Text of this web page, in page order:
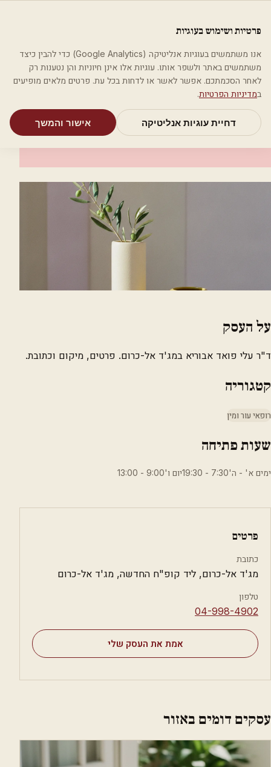
מאמריםקטגוריותחיפושאודות
בית קטגוריות רופאי עור ומין ד"ר עלי פואד אבוריא
רופאי עור ומין
ד"ר עלי פואד אבוריא
על העסק
ד"ר עלי פואד אבוריא במג'ד אל-כרום. פרטים, מיקום וכתובת.
קטגוריה
רופאי עור ומין
שעות פתיחה
ימים א' - ה'7:30 - 19:30יום ו'9:00 - 13:00
פרטים
כתובת
מג'ד אל-כרום, ליד קופ"ח החדשה, מג'ד אל-כרום
טלפון
⁦04-998-4902⁩
אמת את העסק שלי
עסקים דומים באזור
פרטיות ושימוש בעוגיות
אנו משתמשים בעוגיות אנליטיקה (Google Analytics) כדי להבין כיצד
משתמשים באתר ולשפר אותו. עוגיות אלו אינן חיוניות והן נטענות רק
לאחר הסכמתכם. אפשר לאשר או לדחות בכל עת. פרטים מלאים מופיעים
במדיניות הפרטיות.
דחיית עוגיות אנליטיקה אישור והמשך